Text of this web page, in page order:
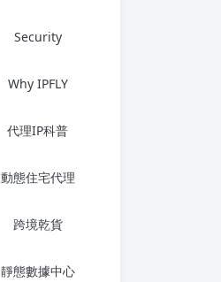
Security
Why IPFLY
代理IP科普
動態住宅代理
跨境乾貨
靜態數據中心